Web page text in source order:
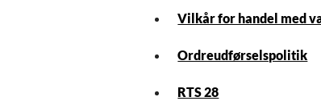
Vilkår for handel med
Ordreudførselspolitik
RTS 28